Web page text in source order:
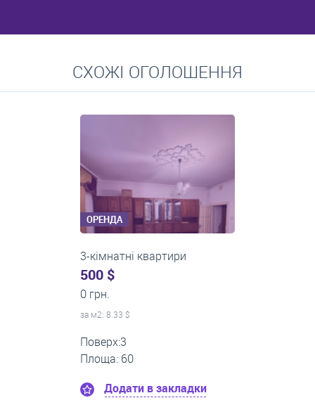
Середні ціни на довготривалу оренду квартир, особняків,
кімнат
СХОЖІ ОГОЛОШЕННЯ
ОРЕНДА
3-кімнатні квартири
0 $
19 200 грн.
за м2: 0.00 $
Поверх:1
Площа: 80
Додати в закладки